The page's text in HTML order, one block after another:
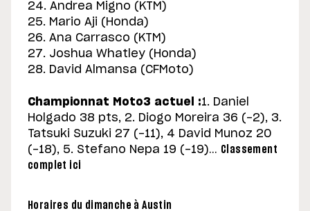
24. Andrea Migno (KTM)
25. Mario Aji (Honda)
26. Ana Carrasco (KTM)
27. Joshua Whatley (Honda)
28. David Almansa (CFMoto)
Championnat Moto3 actuel :1. Daniel
Holgado 38 pts, 2. Diogo Moreira 36 (-2), 3.
Tatsuki Suzuki 27 (-11), 4 David Munoz 20
(-18), 5. Stefano Nepa 19 (-19)… Classement
complet ici
Horaires du dimanche à Austin